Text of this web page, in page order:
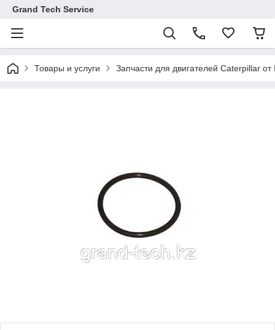
Grand Tech Service
Товары и услуги Запчасти для двигателей Caterpillar от